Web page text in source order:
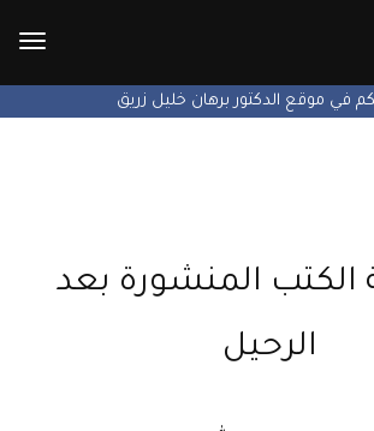
الآن بعون الله تطوير الموقع ...
المنشورة بعد
الرحيل